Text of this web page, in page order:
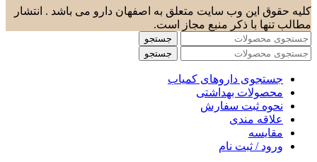
کلیه حقوق این وب سایت متعلق به اصفهان دارو می باشد . انتشار
مطالب تنها با ذکر منبع مجاز است.
جستجو
جستجو
جستجوی داروهای کمیاب
محصولات بهداشتی
نحوه ثبت سفارش
علاقه مندی
مقایسه
ورود / ثبت نام